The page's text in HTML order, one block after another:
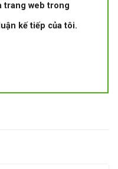
trang web trong
kế tiếp của tôi.